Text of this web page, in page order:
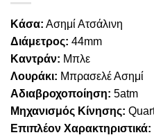
Κάσα: Ασημί Ατσάλινη
Διάμετρος: 44mm
Καντράν: Μπλε
Λουράκι: Μπρασελέ Ασημί
Αδιαβροχοποίηση: 5atm
Μηχανισμός Κίνησης:
Επιπλέον Χαρακτηριστικά: